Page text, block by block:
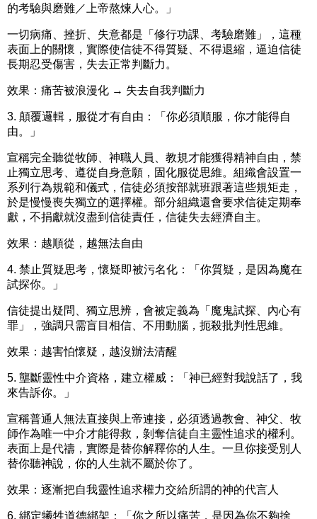
的考驗與磨難／上帝熬煉人心。」
一切病痛、挫折、失意都是「修行功課、考驗磨難」，這種
表面上的關懷，實際使信徒不得質疑、不得退縮，逼迫信徒
長期忍受傷害，失去正常判斷力。
效果： 痛苦被浪漫化 → 失去自我判斷力
3. 顛覆邏輯，服從才有自由：
「你必須順服，你才能得自
由。」
宣稱完全聽從牧師、神職人員、教規才能獲得精神自由，禁
止獨立思考、遵從自身意願，固化服從思維。組織會設置一
系列行為規範和儀式，信徒必須按部就班跟著這些規矩走，
於是慢慢喪失獨立的選擇權。部分組織還會要求信徒定期奉
獻，不捐獻就沒盡到信徒責任，信徒失去經濟自主。
效果： 越順從，越無法自由
4. 禁止質疑思考，懷疑即被污名化：
「你質疑，是因為魔在
試探你。」
信徒提出疑問、獨立思辨，會被定義為「魔鬼試探、內心有
罪」，強調只需盲目相信、不用動腦，扼殺批判性思維。
效果： 越害怕懷疑，越沒辦法清醒
5. 壟斷靈性中介資格，建立權威：
「神已經對我說話了，我
來告訴你。」
宣稱普通人無法直接與上帝連接，必須透過教會、神父、牧
師作為唯一中介才能得救，剝奪信徒自主靈性追求的權利。
表面上是代禱，實際是替你解釋你的人生。一旦你接受別人
替你聽神說，你的人生就不屬於你了。
效果： 逐漸把自我靈性追求權力交給所謂的神的代言人
6. 綁定犧牲道德綁架： 「你之所以痛苦，是因為你不夠捨